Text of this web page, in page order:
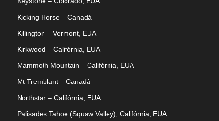
Kicking Horse – Canadá
Killington – Vermont, EUA
Kirkwood – Califórnia, EUA
Mammoth Mountain – Califórnia, EUA
Mt Tremblant – Canadá
Northstar – Califórnia, EUA
Palisades Tahoe (Squaw Valley), Califórnia, EUA